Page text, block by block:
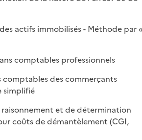
actifs immobilisés - Méthode par
comptables professionnels
comptables des commerçants
simplifié
raisonnement et de détermination
coûts de démantèlement (CGI,